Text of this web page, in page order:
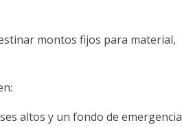
montos fijos para material,
altos y un fondo de emergencia